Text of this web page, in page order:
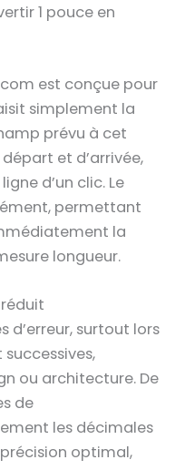
1 pouce en
est conçue pour
simplement la
prévu à cet
et d’arrivée,
d’un clic. Le
permettant
la
longueur.
d’erreur, surtout lors
ou architecture. De
de
les décimales
optimal,